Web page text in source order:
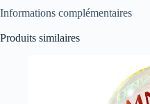
Informations complémentaires
Produits similaires